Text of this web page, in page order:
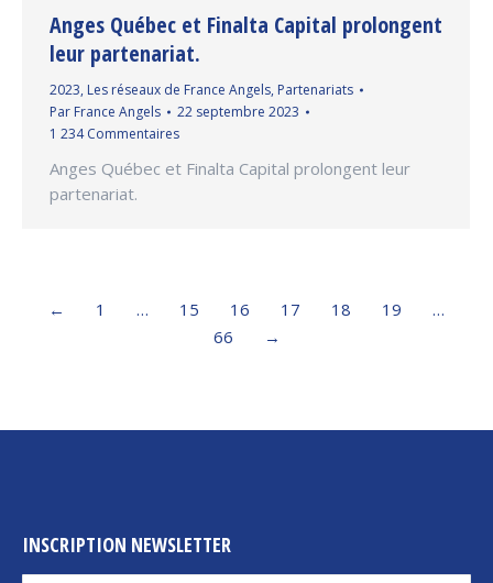
Anges Québec et Finalta Capital prolongent
leur partenariat.
2023, Les réseaux de France Angels, Partenariats
Par France Angels
22 septembre 2023
1 234 Commentaires
Anges Québec et Finalta Capital prolongent leur
partenariat.
← 1 … 15 16 17 18 19
…
66
→
INSCRIPTION NEWSLETTER